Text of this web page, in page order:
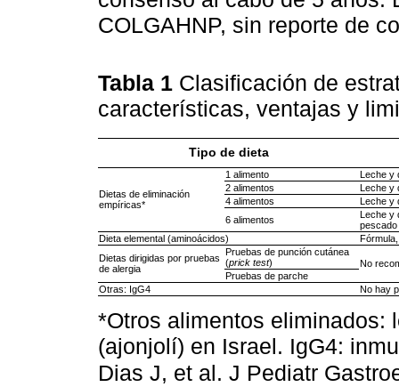
COLGAHNP, sin reporte de
Tabla 1 Clasificación de
características, ventajas y
Tipo de dieta
Dietas de eliminación
empíricas*
1 alimento
Leche y
2 alimentos
Leche y
4 alimentos
Leche y
6 alimentos
Leche y
Dieta elemental (aminoácidos)
Dietas dirigidas por pruebas
de alergia
Pruebas de punción cutánea
(prick test)
No
Pruebas de parche
Otras: IgG4
No hay
*Otros alimentos eliminados:
(ajonjolí) en Israel. IgG4:
Dias J, et al. J Pediatr